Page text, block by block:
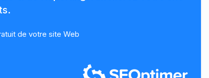
de votre site Web